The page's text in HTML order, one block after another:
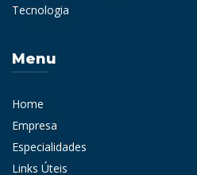
Tecnologia
Menu
Home
Empresa
Especialidades
Links Úteis